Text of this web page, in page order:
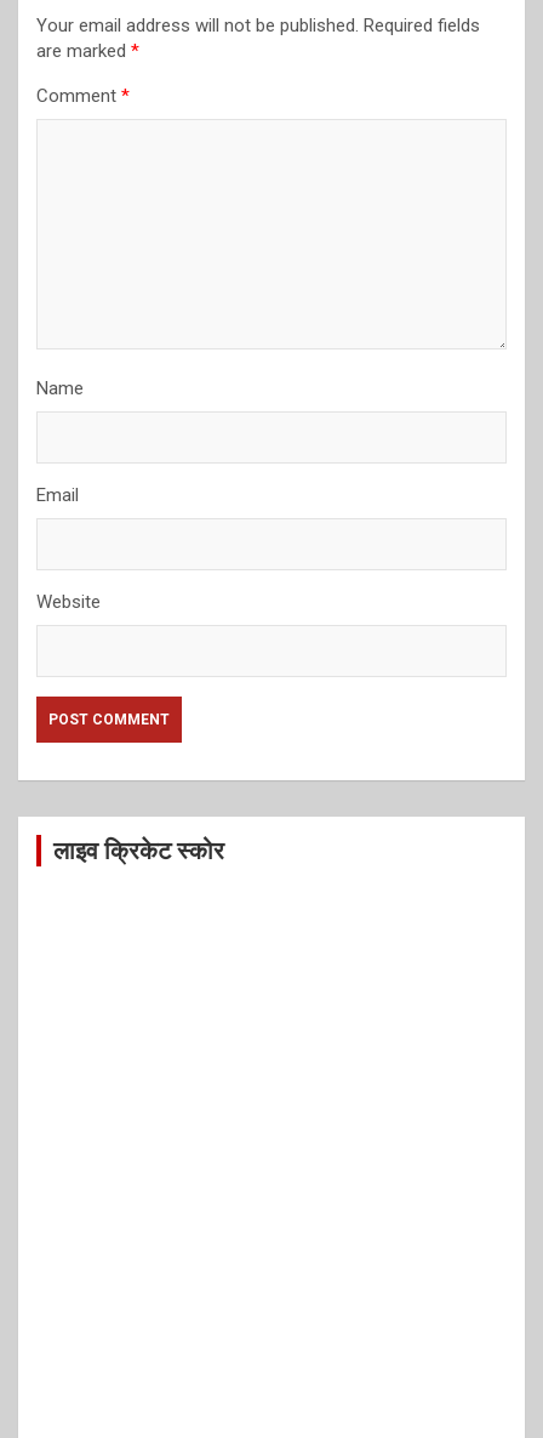
Your email address will not be published. Required fields
are marked *
Comment *
Name
Email
Website
लाइव क्रिकेट स्कोर